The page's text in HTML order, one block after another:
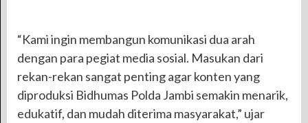
“Kami ingin membangun komunikasi dua arah
dengan para pegiat media sosial. Masukan dari
rekan-rekan sangat penting agar konten yang
diproduksi Bidhumas Polda Jambi semakin menarik,
edukatif, dan mudah diterima masyarakat,” ujar